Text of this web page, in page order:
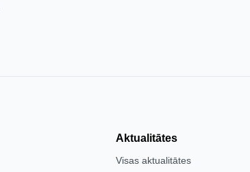
Aktualitātes
Visas aktualitātes